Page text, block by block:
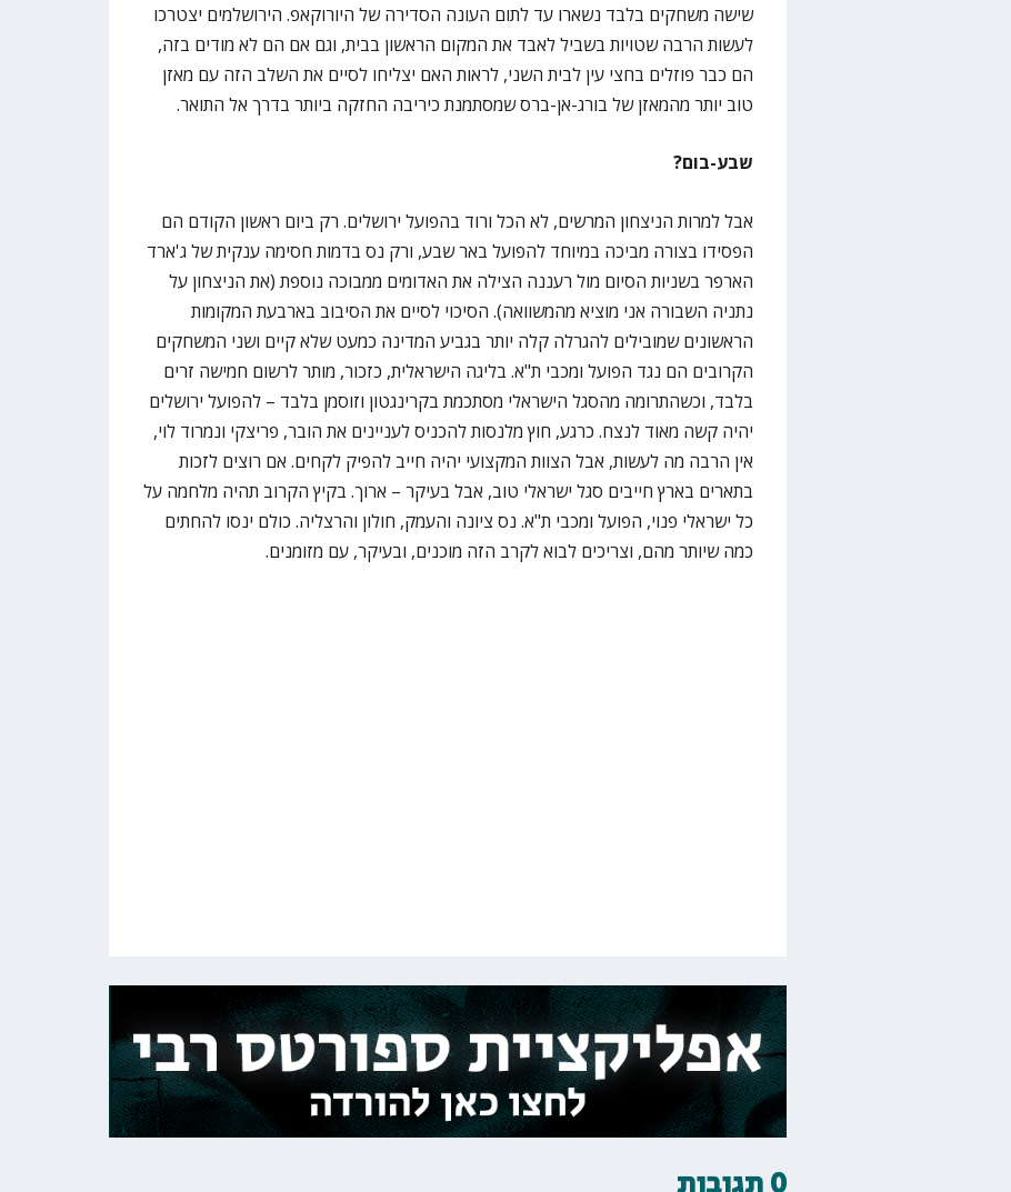
שישה משחקים בלבד נשארו עד לתום העונה הסדירה של היורוקאפ. הירושלמים יצטרכו
לעשות הרבה שטויות בשביל לאבד את המקום הראשון בבית, וגם אם הם לא מודים בזה,
הם כבר פוזלים בחצי עין לבית השני, לראות האם יצליחו לסיים את השלב הזה עם מאזן
טוב יותר מהמאזן של בורג-אן-ברס שמסתמנת כיריבה החזקה ביותר בדרך אל התואר.
שבע-בום?
אבל למרות הניצחון המרשים, לא הכל ורוד בהפועל ירושלים. רק ביום ראשון הקודם הם
הפסידו בצורה מביכה במיוחד להפועל באר שבע, ורק נס בדמות חסימה ענקית של ג'ארד
הארפר בשניות הסיום מול רעננה הצילה את האדומים ממבוכה נוספת (את הניצחון על
נתניה השבורה אני מוציא מהמשוואה). הסיכוי לסיים את הסיבוב בארבעת המקומות
הראשונים שמובילים להגרלה קלה יותר בגביע המדינה כמעט שלא קיים ושני המשחקים
הקרובים הם נגד הפועל ומכבי ת"א. בליגה הישראלית, כזכור, מותר לרשום חמישה זרים
בלבד, וכשהתרומה מהסגל הישראלי מסתכמת בקרינגטון וזוסמן בלבד – להפועל ירושלים
יהיה קשה מאוד לנצח. כרגע, חוץ מלנסות להכניס לעניינים את הובר, פריצקי ונמרוד לוי,
אין הרבה מה לעשות, אבל הצוות המקצועי יהיה חייב להפיק לקחים. אם רוצים לזכות
בתארים בארץ חייבים סגל ישראלי טוב, אבל בעיקר – ארוך. בקיץ הקרוב תהיה מלחמה על
כל ישראלי פנוי, הפועל ומכבי ת"א. נס ציונה והעמק, חולון והרצליה. כולם ינסו להחתים
כמה שיותר מהם, וצריכים לבוא לקרב הזה מוכנים, ובעיקר, עם מזומנים.